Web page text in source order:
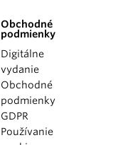
Obchodné
podmienky
Digitálne
vydanie
Obchodné
podmienky
GDPR
Používanie